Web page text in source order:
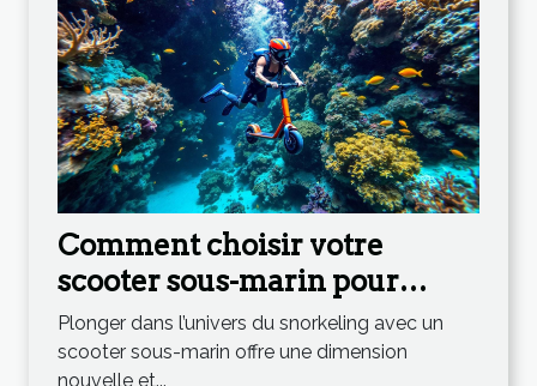
Comment choisir votre
scooter sous-marin pour
maximiser votre expérience
en snorkeling ?
Plonger dans l’univers du snorkeling avec un
scooter sous-marin offre une dimension
nouvelle et...